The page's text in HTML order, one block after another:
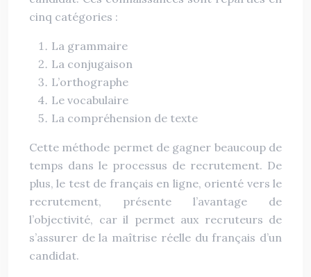
cinq catégories :
La grammaire
La conjugaison
L’orthographe
Le vocabulaire
La compréhension de texte
Cette méthode permet de gagner beaucoup de
temps dans le processus de recrutement. De
plus, le test de français en ligne, orienté vers le
recrutement, présente l’avantage de
l’objectivité, car il permet aux recruteurs de
s’assurer de la maîtrise réelle du français d’un
candidat.